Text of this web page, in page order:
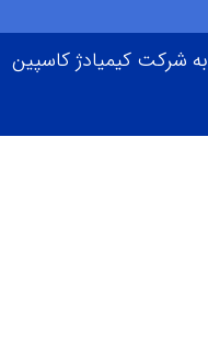
شرکت کیمیادژ کاسپین